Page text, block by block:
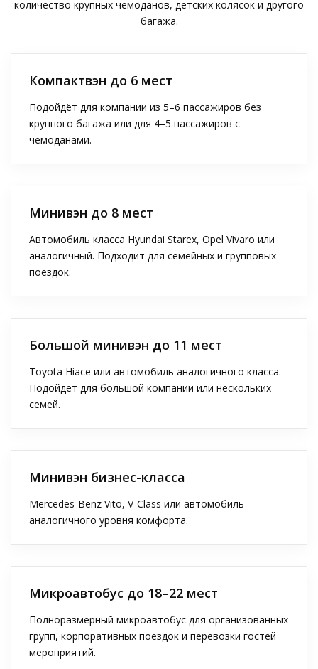
количество крупных чемоданов, детских колясок и другого
багажа.
Компактвэн до 6 мест
Подойдёт для компании из 5–6 пассажиров без
крупного багажа или для 4–5 пассажиров с
чемоданами.
Минивэн до 8 мест
Автомобиль класса Hyundai Starex, Opel Vivaro или
аналогичный. Подходит для семейных и групповых
поездок.
Большой минивэн до 11 мест
Toyota Hiace или автомобиль аналогичного класса.
Подойдёт для большой компании или нескольких
семей.
Минивэн бизнес-класса
Mercedes-Benz Vito, V-Class или автомобиль
аналогичного уровня комфорта.
Микроавтобус до 18–22 мест
Полноразмерный микроавтобус для организованных
групп, корпоративных поездок и перевозки гостей
мероприятий.